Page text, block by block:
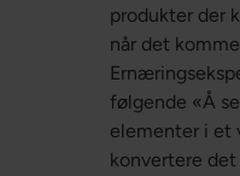
produkter der
når det
følgende «Å
elementer i et
konvertere